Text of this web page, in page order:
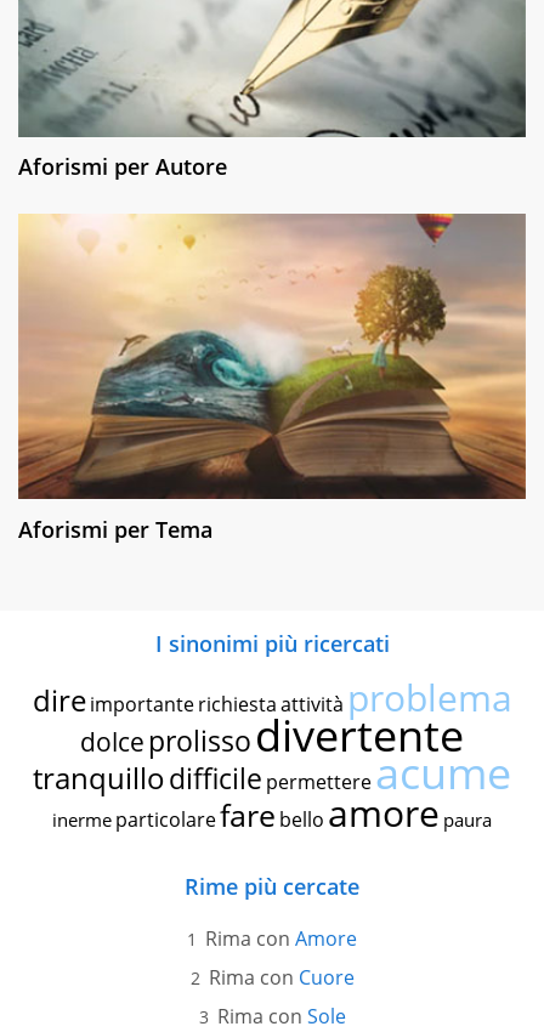
Aforismi per Autore
Aforismi per Tema
I sinonimi più ricercati
dire importante richiestaattività problema
dolce prolissodivertente
tranquillodifficile permettereacume
inerme particolarefare bello amore paura
Rime più cercate
Rima con Amore
Rima con Cuore
Rima con Sole